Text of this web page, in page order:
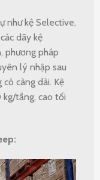
như kệ Selective,
dãy kệ
phương pháp
lý nhập sau
càng dài. Kệ
tầng, cao tối